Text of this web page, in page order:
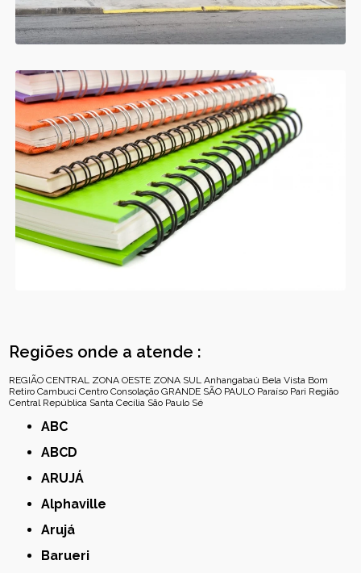
Regiões onde a atende :
REGIÃO CENTRAL ZONA OESTE ZONA SUL Anhangabaú Bela Vista Bom
Retiro Cambuci Centro Consolação GRANDE SÃO PAULO Paraíso Pari Região
Central República Santa Cecília São Paulo Sé
ABC
ABCD
ARUJÁ
Alphaville
Arujá
Barueri